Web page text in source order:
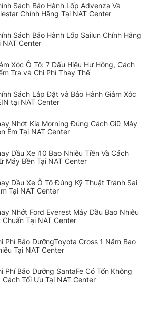
Sách Bảo Hành Lốp Advenza Và
Chính Hãng Tại NAT Center
Sách Bảo Hành Lốp Sailun Chính Hãng
NAT Center
Xóc Ô Tô: 7 Dấu Hiệu Hư Hỏng, Cách
Tra và Chi Phí Thay Thế
Sách Lắp Đặt và Bảo Hành Giảm Xóc
tại NAT Center
Nhớt Kia Morning Đúng Cách Giữ Máy
Êm Tại NAT Center
Dầu Xe i10 Bao Nhiêu Tiền Và Cách
Máy Bền Tại NAT Center
Dầu Xe Ô Tô Đúng Kỹ Thuật Tránh Sai
Tại NAT Center
Nhớt Ford Everest Máy Dầu Bao Nhiêu
Chuẩn Tại NAT Center
Phí Bảo DưỡngToyota Cross 1 Năm Bao
Tại NAT Center
Phí Bảo Dưỡng SantaFe Có Tốn Không
Cách Tối Ưu Tại NAT Center